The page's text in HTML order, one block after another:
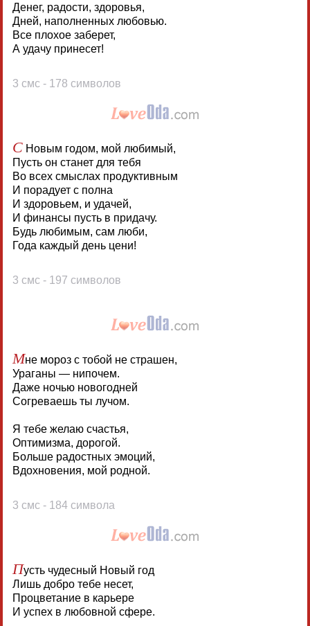
Денег, радости, здоровья,
Дней, наполненных любовью.
Все плохое заберет,
А удачу принесет!
3 смс - 178 символов
СНовым годом, мой любимый,
Пусть он станет для тебя
Во всех смыслах продуктивным
И порадует с полна
И здоровьем, и удачей,
И финансы пусть в придачу.
Будь любимым, сам люби,
Года каждый день цени!
3 смс - 197 символов
Мне мороз с тобой не страшен,
Ураганы — нипочем.
Даже ночью новогодней
Согреваешь ты лучом.
Я тебе желаю счастья,
Оптимизма, дорогой.
Больше радостных эмоций,
Вдохновения, мой родной.
3 смс - 184 символа
Пусть чудесный Новый год
Лишь добро тебе несет,
Процветание в карьере
И успех в любовной сфере.